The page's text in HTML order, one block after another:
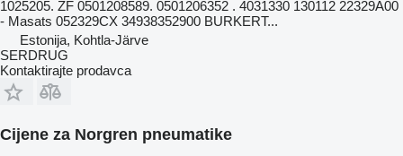
1025205. ZF 0501208589. 0501206352 . 4031330 130112 22329A00
- Masats 052329CX 34938352900 BURKERT...
Estonija, Kohtla-Järve
SERDRUG
Kontaktirajte prodavca
Cijene za Norgren pneumatikе